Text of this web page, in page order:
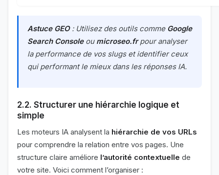
Astuce GEO: Utilisez des outils comme Google
Search Consoleou microseo.frpour analyser
la performance de vos slugs et identifier ceux
qui performant le mieux dans les réponses IA.
2.2. Structurer une hiérarchie logique et
simple
Les moteurs IA analysent la hiérarchie de vos URLs
pour comprendre la relation entre vos pages. Une
structure claire améliore l’autorité contextuelle de
votre site. Voici comment l’organiser :